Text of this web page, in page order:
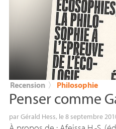
Recension 〉 Philosophie
Penser comme
parGérald Hess, le 8 septembre